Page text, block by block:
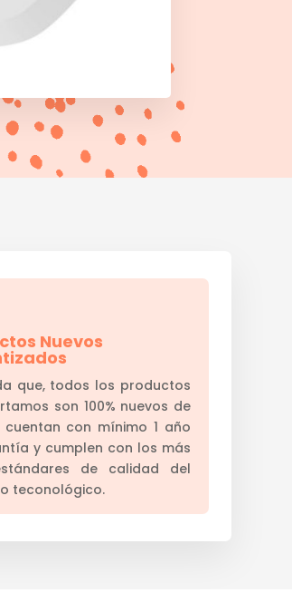
Nuevos
que, todos los productos
son 100% nuevos de
cuentan con mínimo 1 año
y cumplen con los más
de calidad del
teconológico.